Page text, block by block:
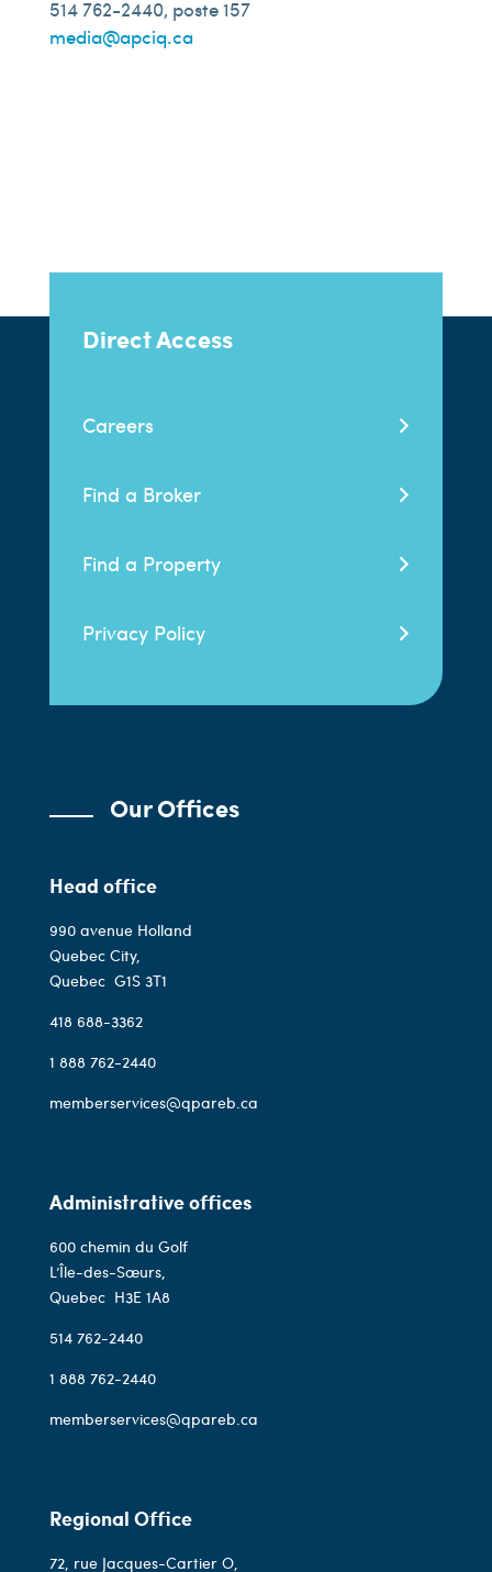
514 762-2440, poste 157
media@apciq.ca
Direct Access
Careers
Find a Broker
Find a Property
Privacy Policy
Our Offices
Head office
990 avenue Holland
Quebec City,
Quebec G1S 3T1
418 688-3362
1 888 762-2440
memberservices@qpareb.ca
Administrative offices
600 chemin du Golf
L’Île-des-Sœurs,
Quebec H3E 1A8
514 762-2440
1 888 762-2440
memberservices@qpareb.ca
Regional Office
72, rue Jacques-Cartier O,